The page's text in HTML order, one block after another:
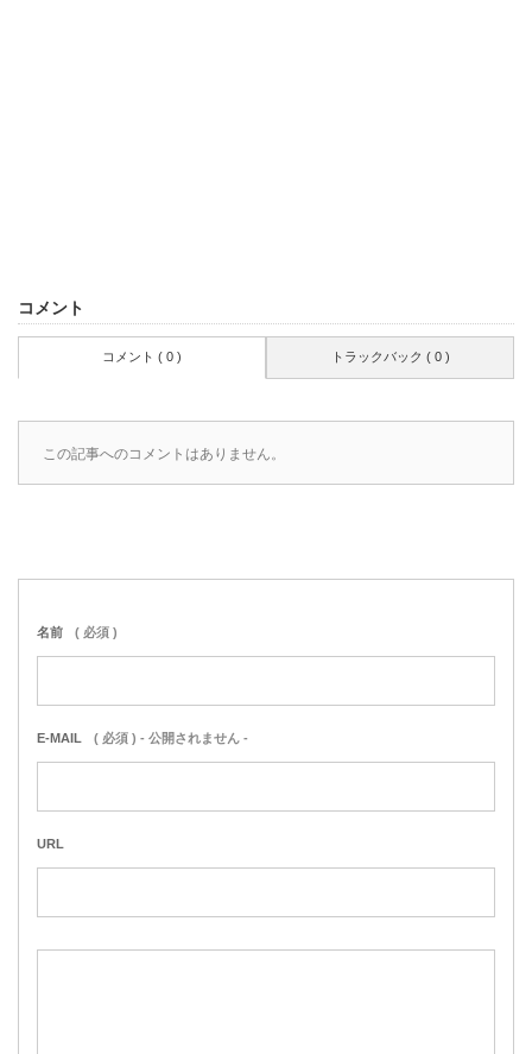
コメント
コメント ( 0 ) トラックバック ( 0 )
この記事へのコメントはありません。
名前 ( 必須 )
E-MAIL ( 必須 ) - 公開されません -
URL